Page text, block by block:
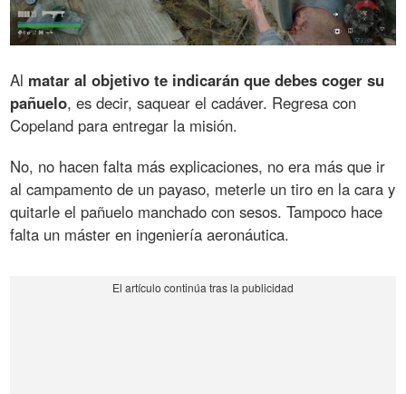
Al matar al objetivo te indicarán que debes coger su
pañuelo, es decir, saquear el cadáver. Regresa con
Copeland para entregar la misión.
No, no hacen falta más explicaciones, no era más que ir
al campamento de un payaso, meterle un tiro en la cara y
quitarle el pañuelo manchado con sesos. Tampoco hace
falta un máster en ingeniería aeronáutica.